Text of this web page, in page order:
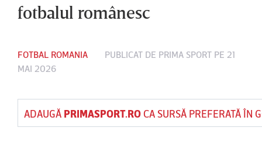
fotbalul românesc
FOTBAL ROMANIA PUBLICAT DE PRIMA SPORT PE 21
MAI 2026
ADAUGĂ PRIMASPORT.ROCA SURSĂ PREFERATĂ ÎN